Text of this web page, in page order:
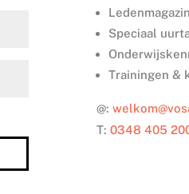
Speciaal
Trainingen &
@:
T: 0348 405